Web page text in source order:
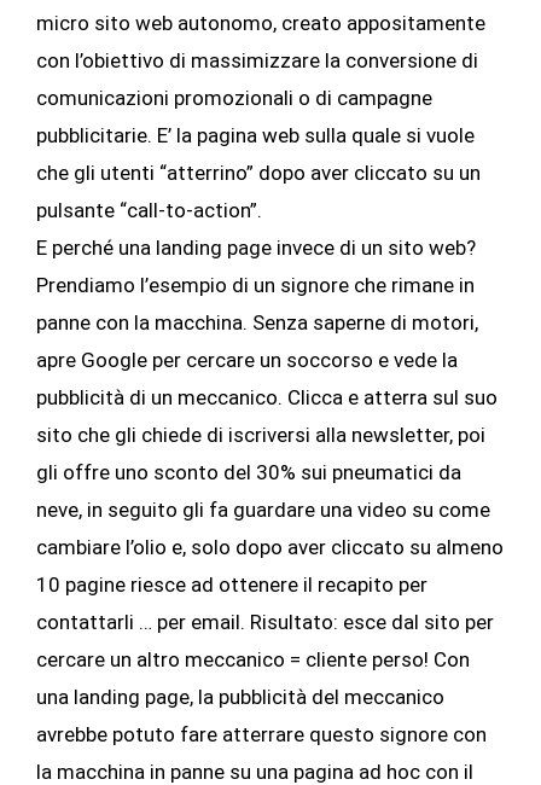
micro sito web autonomo, creato appositamente
con l’obiettivo di massimizzare la conversione di
comunicazioni promozionali o di campagne
pubblicitarie. E’ la pagina web sulla quale si vuole
che gli utenti “atterrino” dopo aver cliccato su un
pulsante “call-to-action”.
E perché una landing page invece di un sito web?
Prendiamo l’esempio di un signore che rimane in
panne con la macchina. Senza saperne di motori,
apre Google per cercare un soccorso e vede la
pubblicità di un meccanico. Clicca e atterra sul suo
sito che gli chiede di iscriversi alla newsletter, poi
gli offre uno sconto del 30% sui pneumatici da
neve, in seguito gli fa guardare una video su come
cambiare l’olio e, solo dopo aver cliccato su almeno
10 pagine riesce ad ottenere il recapito per
contattarli … per email. Risultato: esce dal sito per
cercare un altro meccanico = cliente perso! Con
una landing page, la pubblicità del meccanico
avrebbe potuto fare atterrare questo signore con
la macchina in panne su una pagina ad hoc con il